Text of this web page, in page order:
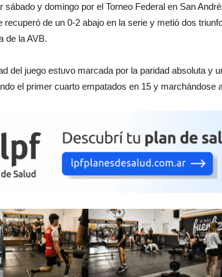
sábado y domingo por el Torneo Federal en San
recuperó de un 0-2 abajo en la serie y metió dos
de la AVB.
del juego estuvo marcada por la paridad absoluta y
el primer cuarto empatados en 15 y marchándose